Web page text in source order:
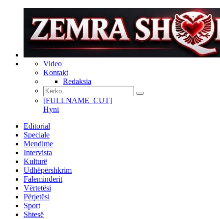
Video
Kontakt
Redaksia
[FULLNAME_CUT]
Hyni
Editorial
Speciale
Mendime
Intervista
Kulturë
Udhëpërshkrim
Faleminderit
Vërtetësi
Përjetësi
Sport
Shtesë